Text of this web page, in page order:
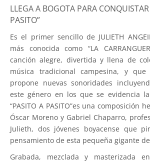
LLEGA A BOGOTA PARA
PASITO”
Es el primer sencillo de JULIETH
más conocida como “LA
canción alegre, divertida y llena de
música tradicional campesina, y
propone nuevas sonoridades
este género en los que se evidencia
“PASITO A PASITO”es una composición
Óscar Moreno y Gabriel Chaparro,
Julieth, dos jóvenes boyacense que
pensamiento de esta pequeña gigante
Grabada, mezclada y masterizada